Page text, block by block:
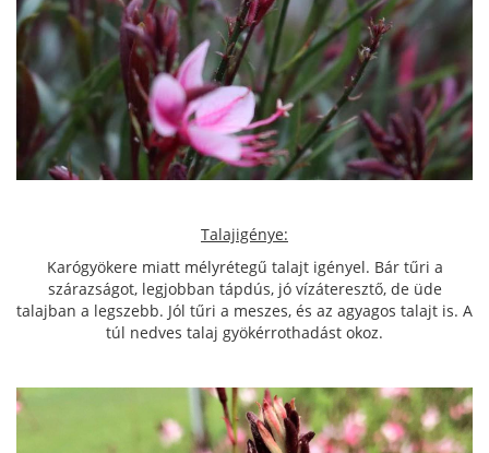
Talajigénye:
Karógyökere miatt mélyrétegű talajt igényel. Bár tűri a
szárazságot, legjobban tápdús, jó vízáteresztő, de üde
talajban a legszebb. Jól tűri a meszes, és az agyagos talajt is. A
túl nedves talaj gyökérrothadást okoz.